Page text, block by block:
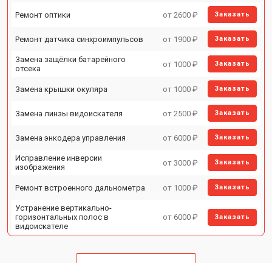
Ремонт оптики от 2600 ₽ Заказать
Ремонт датчика синхроимпульсов от 1900 ₽ Заказать
Замена защёлки батарейного
отсека
от 1000 ₽ Заказать
Замена крышки окуляра от 1000 ₽ Заказать
Замена линзы видоискателя от 2500 ₽ Заказать
Замена энкодера управления от 6000 ₽ Заказать
Исправление инверсии
изображения
от 3000 ₽ Заказать
Ремонт встроенного дальнометра от 1000 ₽ Заказать
Устранение вертикально-
горизонтальных полос в
видоискателе
от 6000 ₽ Заказать